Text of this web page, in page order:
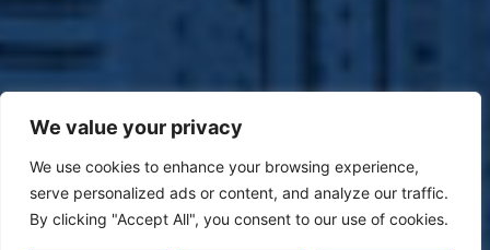
We value your privacy
We use cookies to enhance your browsing experience,
serve personalized ads or content, and analyze our traffic.
By clicking "Accept All", you consent to our use of cookies.